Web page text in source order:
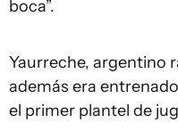
boca”.
Yaurreche, argentino
además era
el primer plantel de